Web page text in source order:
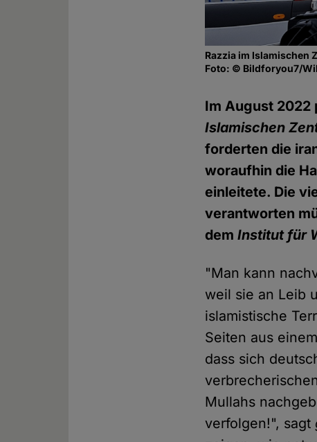
Razzia im Islamischen
Foto: © Bildforyou7/
Im August 2022
Islamischen
forderten die
woraufhin die
einleitete. Die
verantworten
demInstitut für
"Man kann
weil sie an Leib
islamistische
Seiten aus
dass sich
Mullahs
verfolgen!", sagt